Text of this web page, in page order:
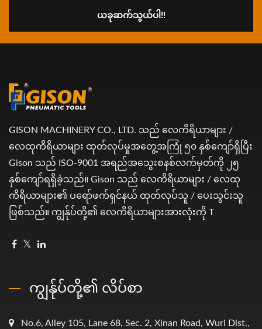
ယခုဆက်သွယ်ပါ!!
GISON MACHINERY CO., LTD. သည် လေကိရိယာများ /
လေထုကိရိယာများ ထုတ်လုပ်မှုအတွေ့အကြုံ ၅၀ နှစ်ကျော်ရှိပြီး
Gison သည် ISO-9001 အရည်အသွေးစနစ်လက်မှတ်ကို ၂၅
နှစ်ကျော်ရရှိခဲ့သည်။ Gison သည် လေကိရိယာများ / လေထု
ကိရိယာများ၏ ပရော်ဖက်ရှင်နယ် ထုတ်လုပ်သူ / ပေးသွင်းသူ
ဖြစ်သည်။ ကျွန်ုပ်တို့၏ လေကိရိယာများအားလုံးကို T
ကျွန်ုပ်တို့၏ လိပ်စာ
No.6, Alley 105, Lane 68, Sec. 2, Xinan Road, Wuri Dist.,